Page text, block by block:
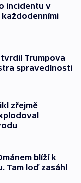
incidentu v
každodenními
Trumpova
spravedlnosti
zřejmě
blíží k
Tam loď zasáhl